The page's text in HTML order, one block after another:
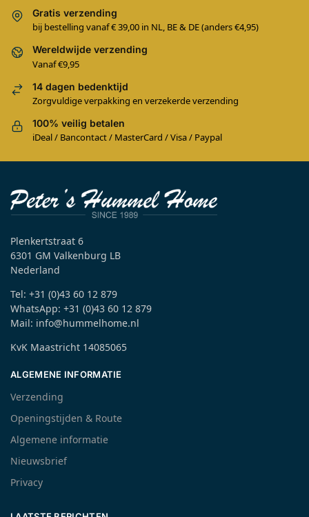
Gratis verzending
bij bestelling vanaf € 39,00 in NL, BE & DE (anders €4,95)
Wereldwijde verzending
Vanaf €9,95
14 dagen bedenktijd
Zorgvuldige verpakking en verzekerde verzending
100% veilig betalen
iDeal / Bancontact / MasterCard / Visa / Paypal
Plenkertstraat 6
6301 GM Valkenburg LB
Nederland
Tel: +31 (0)43 60 12 879
WhatsApp: +31 (0)43 60 12 879
Mail: info@hummelhome.nl
KvK Maastricht 14085065
ALGEMENE INFORMATIE
Verzending
Openingstijden & Route
Algemene informatie
Nieuwsbrief
Privacy